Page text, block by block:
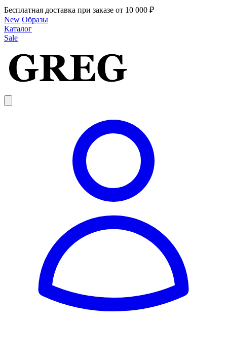
Бесплатная доставка при заказе от 10 000 ₽
New Образы
Каталог
Sale